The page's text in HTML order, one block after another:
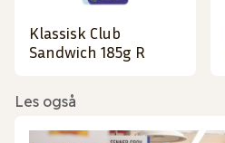
Klassisk Club
Sandwich 185g R
Les også